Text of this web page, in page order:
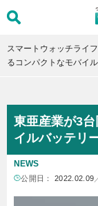
スマートウォッチライ
るコンパクトなモバイ
東亜産業が3
イルバッテリ
NEWS
公開日： 2022.02.09